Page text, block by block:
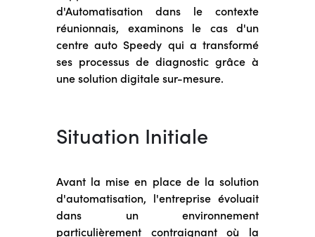
d'Automatisation dans le contexte
réunionnais, examinons le cas d'un
centre auto Speedy qui a transformé
ses processus de diagnostic grâce à
une solution digitale sur-mesure.
Situation Initiale
Avant la mise en place de la solution
d'automatisation, l'entreprise évoluait
dans un environnement
particulièrement contraignant où la